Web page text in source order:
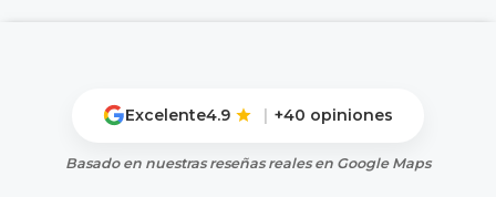
Excelente4.9 | +40 opiniones
Basado en nuestras reseñas reales en Google Maps